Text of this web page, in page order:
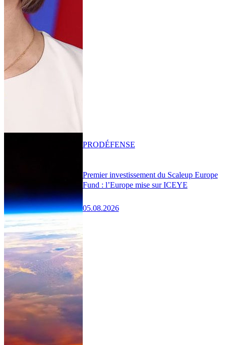
Premier investissement du Scaleup Europe
Fund : l’Europe mise sur ICEYE
05.08.2026
PRODÉFENSE